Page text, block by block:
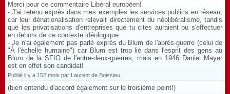
Merci pour ce commentaire Libéral européen!
- J'ai retenu exprès dans mes exemples les services publics en réseau,
car leur dénationalisation relevait directement du néolibéralisme, tandis
que les privatisations d'entreprises que tu cites auraient pu s'effectuer
en dehors de ce contexte idéologique.
- Je n'ai également pas parlé exprès du Blum de l'après-guerre (celui de
"À l'échelle humaine") car Blum est trop lié dans l'esprit des gens au
Blum de la SFIO de l'entre-deux-guerres, mais en 1946 Daniel Mayer
est en effet son candidat!
Publié il y a 152 mois par Laurent de Boissieu.
(bien entendu d'accord également sur le troisième point!)